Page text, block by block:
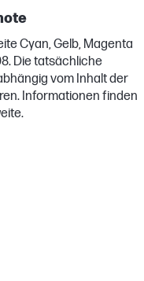
Cyan, Gelb, Magenta
Die tatsächliche
vom Inhalt der
Informationen finden